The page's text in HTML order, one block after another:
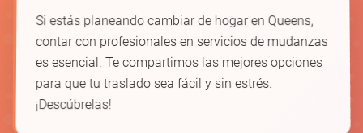
Si estás planeando cambiar de hogar en Queens,
contar con profesionales en servicios de mudanzas
es esencial. Te compartimos las mejores opciones
para que tu traslado sea fácil y sin estrés.
¡Descúbrelas!